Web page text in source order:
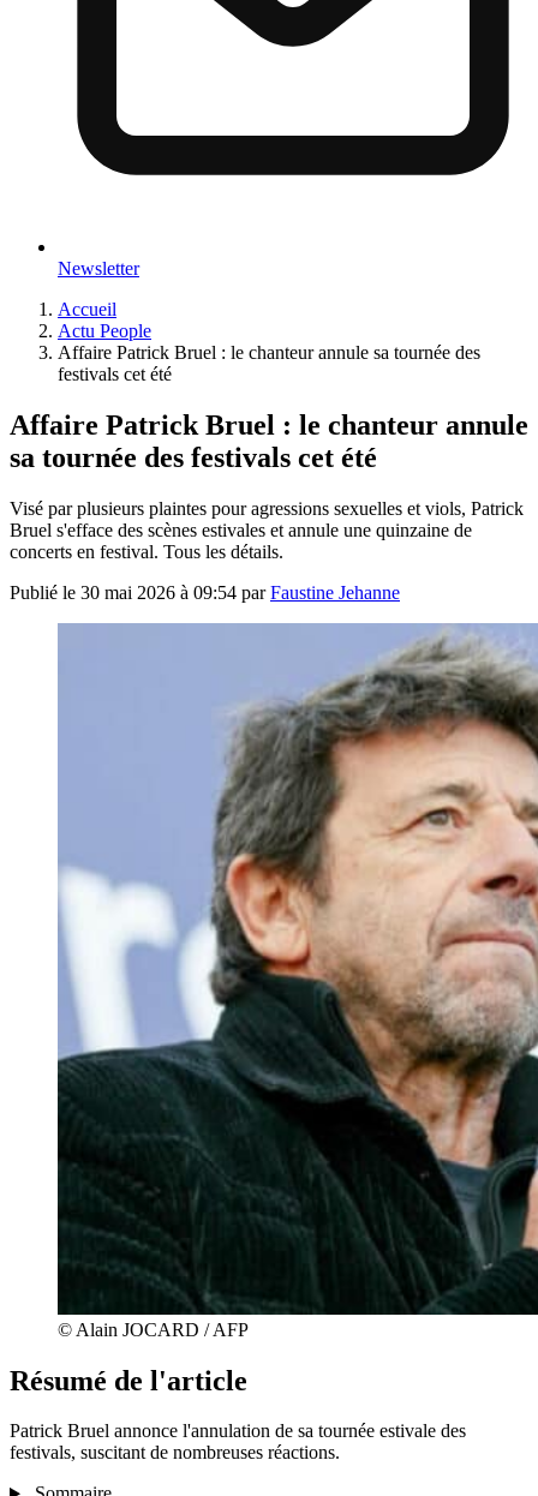
Newsletter
Accueil
Actu People
Affaire Patrick Bruel : le chanteur annule sa tournée des
festivals cet été
Affaire Patrick Bruel : le chanteur annule
sa tournée des festivals cet été
Visé par plusieurs plaintes pour agressions sexuelles et viols, Patrick
Bruel s'efface des scènes estivales et annule une quinzaine de
concerts en festival. Tous les détails.
Publié le 30 mai 2026 à 09:54 parFaustine Jehanne
© Alain JOCARD / AFP
Résumé de l'article
Patrick Bruel annonce l'annulation de sa tournée estivale des
festivals, suscitant de nombreuses réactions.